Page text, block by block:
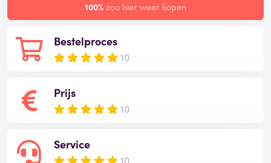
Bestelproces
10
Prijs
10
Service
10
100% zou hier weer kopen